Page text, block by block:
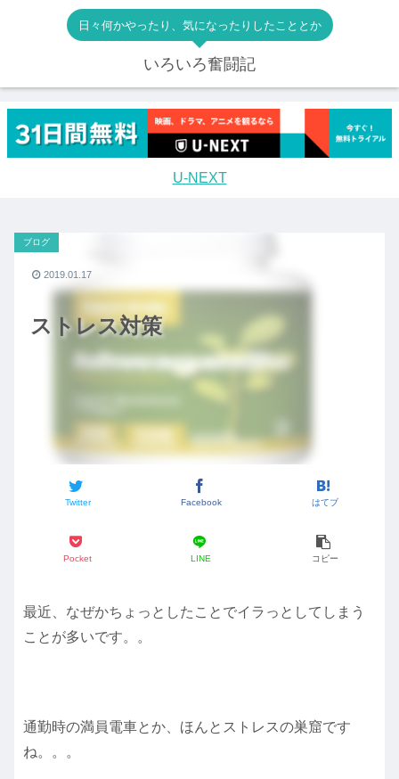
日々何かやったり、気になったりしたこととか
いろいろ奮闘記
U-NEXT
ストレス対策
ブログ
Twitter Facebook はてブ
Pocket LINE コピー
2019.01.17
最近、なぜかちょっとしたことでイラっとしてしまう
ことが多いです。。
通勤時の満員電車とか、ほんとストレスの巣窟です
ね。。。